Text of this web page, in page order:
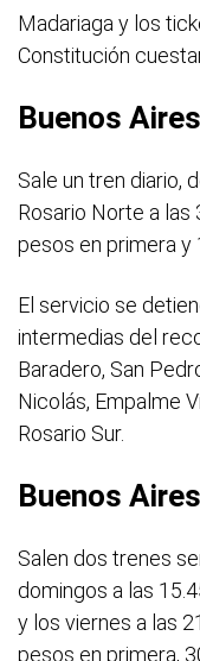
Madariaga y los
Constitución
Buenos
Sale un tren diario,
Rosario Norte a las
pesos en primera y
El servicio se
intermedias del
Baradero, San
Nicolás, Empalme
Rosario Sur.
Buenos
Salen dos trenes
domingos a las
y los viernes a las
pesos en primera,